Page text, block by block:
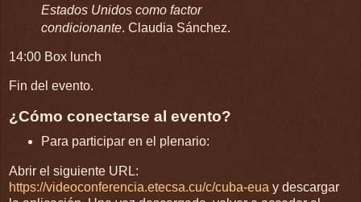
Estados Unidos como factor
condicionante. Claudia Sánchez.
14:00 Box lunch
Fin del evento.
¿Cómo conectarse al evento?
Para participar en el plenario:
Abrir el siguiente URL:
https://videoconferencia.etecsa.cu/c/cuba-eua y descargar